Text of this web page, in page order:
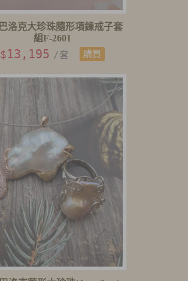
巴洛克大珍珠隨形項鍊戒子套
組F-2601
$13,195 /套 購買